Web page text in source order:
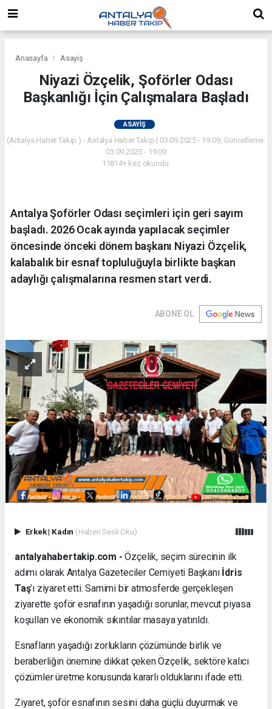
Anasayfa Asayiş
Niyazi Özçelik, Şoförler Odası
Başkanlığı İçin Çalışmalara Başladı
ASAYIŞ
(Antalya Haber Takip ) - Antalya Haber Takip | 03.09.2025 - 19:09, Güncelleme:
03.09.2025 - 19:09
11814+ kez okundu.
Antalya Şoförler Odası seçimleri için geri sayım
başladı. 2026 Ocak ayında yapılacak seçimler
öncesinde önceki dönem başkanı Niyazi Özçelik,
kalabalık bir esnaf topluluğuyla birlikte başkan
adaylığı çalışmalarına resmen start verdi.
ABONE OL
Erkek| Kadın (Haberi Sesli Oku)
antalyahabertakip.com - Özçelik, seçim sürecinin ilk
adımı olarak Antalya Gazeteciler Cemiyeti Başkanı İdris
Taş’ı ziyaret etti. Samimi bir atmosferde gerçekleşen
ziyarette şoför esnafının yaşadığı sorunlar, mevcut piyasa
koşulları ve ekonomik sıkıntılar masaya yatırıldı.
Esnafların yaşadığı zorlukların çözümünde birlik ve
beraberliğin önemine dikkat çeken Özçelik, sektöre kalıcı
çözümler üretme konusunda kararlı olduklarını ifade etti.
Ziyaret, şoför esnafının sesini daha güçlü duyurmak ve